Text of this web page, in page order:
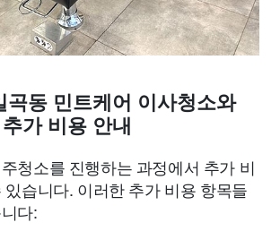
곡동 민트케어 이사청소와
가 비용 안내
청소를 진행하는 과정에서 추가 비
습니다. 이러한 추가 비용 항목들
다: